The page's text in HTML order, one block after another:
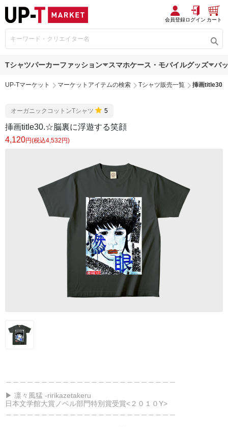
会員登録ログイン カート
Tシャツパーカーファッション スマホケース・モバイルグッズ バ
UP-Tマーケット マーケットアイテムの検索 Tシャツ販売一覧 挿画
オーガニックコットンTシャツ 5
挿画title30.☆脳裏に浮遊する笑顔
4,120円(税込4,532円)
▶︎ 凛々風猛 -ririkazetakeru
日本文学館大賞ノベル部門特別賞受賞<２０１０Y>